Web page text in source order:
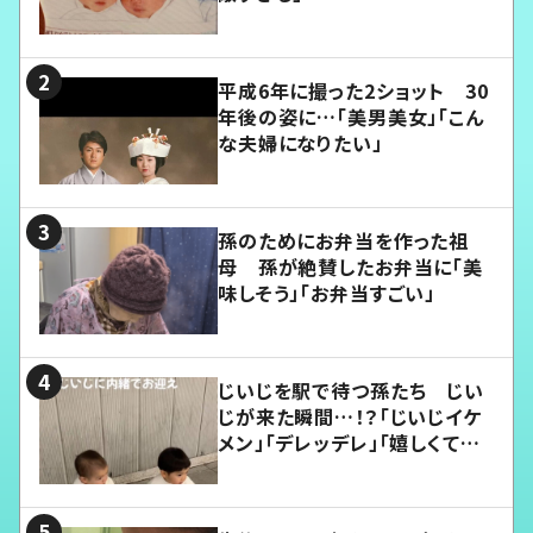
平成6年に撮った2ショット 30
年後の姿に…「美男美女」「こん
な夫婦になりたい」
孫のためにお弁当を作った祖
母 孫が絶賛したお弁当に「美
味しそう」「お弁当すごい」
じいじを駅で待つ孫たち じい
じが来た瞬間…！？「じいじイケ
メン」「デレッデレ」「嬉しくて可